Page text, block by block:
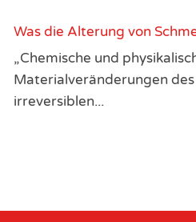
Was die Alterung von
„Chemische und
Materialveränderungen
irreversiblen...